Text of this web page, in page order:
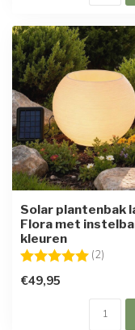
Solar plantenbak
Flora met
kleuren
Beoordeling: (2)
€49,95